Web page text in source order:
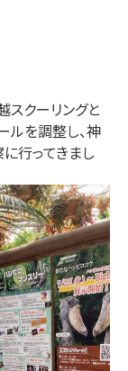
クーリングと
ルを調整し、神
行ってきまし